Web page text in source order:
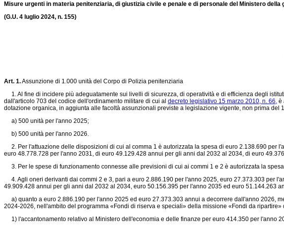
Misure urgenti in materia penitenziaria, di giustizia civile e penale e di personale del Ministero della
(G.U. 4 luglio 2024, n. 155)
Art. 1.Assunzione di 1.000 unità del Corpo di Polizia penitenziaria
1. Al fine di incidere più adeguatamente sui livelli di sicurezza, di operatività e di efficienza degli
dall'articolo 703 del codice dell'ordinamento militare di cui al decreto legislativo 15 marzo 2010, n. 66, è
dotazione organica, in aggiunta alle facoltà assunzionali previste a legislazione vigente, non prima
a) 500 unità per l'anno 2025;
b) 500 unità per l'anno 2026.
2. Per l'attuazione delle disposizioni di cui al comma 1 è autorizzata la spesa di euro 2.138.690 per
euro 48.778.728 per l'anno 2031, di euro 49.129.428 annui per gli anni dal 2032 al 2034, di euro
3. Per le spese di funzionamento connesse alle previsioni di cui ai commi 1 e 2 è autorizzata la
4. Agli oneri derivanti dai commi 2 e 3, pari a euro 2.886.190 per l'anno 2025, euro 27.373.303 per
49.909.428 annui per gli anni dal 2032 al 2034, euro 50.156.395 per l'anno 2035 ed euro 51.144.263
a) quanto a euro 2.886.190 per l'anno 2025 ed euro 27.373.303 annui a decorrere dall'anno 2026,
2024-2026, nell'ambito del programma «Fondi di riserva e speciali» della missione «Fondi da
1) l'accantonamento relativo al Ministero dell'economia e delle finanze per euro 414.350 per l'anno